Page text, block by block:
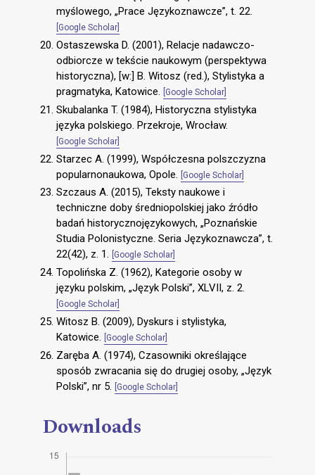
myślowego, „Prace Językoznawcze”, t. 22.
[Google Scholar]
Ostaszewska D. (2001), Relacje nadawczo-
odbiorcze w tekście naukowym (perspektywa
historyczna), [w:] B. Witosz (red.), Stylistyka a
pragmatyka, Katowice.
[Google Scholar]
Skubalanka T. (1984), Historyczna stylistyka
języka polskiego. Przekroje, Wrocław.
[Google Scholar]
Starzec A. (1999), Współczesna polszczyzna
popularnonaukowa, Opole.
[Google Scholar]
Szczaus A. (2015), Teksty naukowe i
techniczne doby średniopolskiej jako źródło
badań historycznojęzykowych, „Poznańskie
Studia Polonistyczne. Seria Językoznawcza”, t.
22(42), z. 1.
[Google Scholar]
Topolińska Z. (1962), Kategorie osoby w
języku polskim, „Język Polski”, XLVII, z. 2.
[Google Scholar]
Witosz B. (2009), Dyskurs i stylistyka,
Katowice.
[Google Scholar]
Zaręba A. (1974), Czasowniki określające
sposób zwracania się do drugiej osoby, „Język
Polski”, nr 5.
[Google Scholar]
Downloads